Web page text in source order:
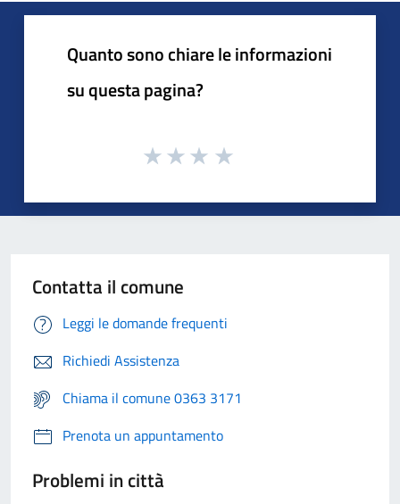
Quanto sono chiare le informazioni
su questa pagina?
Contatta il comune
Leggi le domande frequenti
Richiedi Assistenza
Chiama il comune 0363 3171
Prenota un appuntamento
Problemi in città